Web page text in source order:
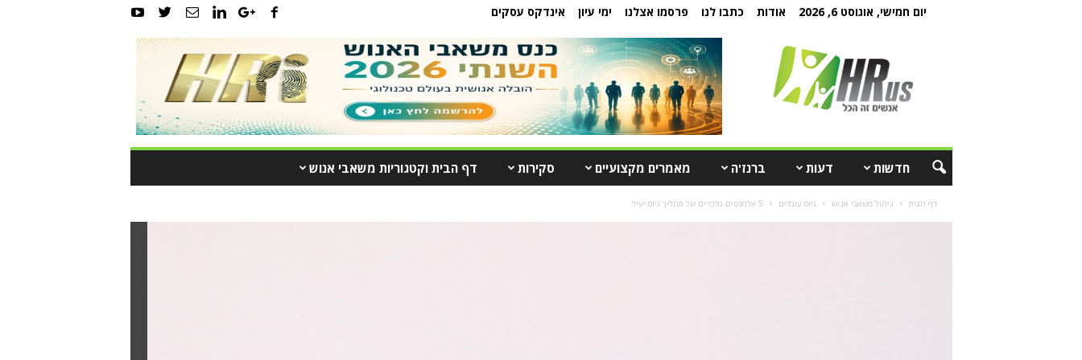
יום חמישי, אוגוסט 6, 2026 אודות כתבו לנו פרסמו אצלנו ימי עיון אינדקס עסקים
חדשות דעות ברנז'ה מאמרים מקצועיים סקירות דף הבית וקטגוריות משאבי אנוש
דף הבית ניהול משאבי אנוש גיוס עובדים 5 אלמנטים מרכזיים של תהליך גיוס יעיל